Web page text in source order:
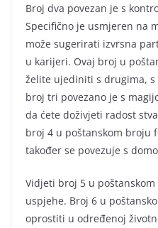
Broj dva povezan je s
Specifično je usmjeren na
može sugerirati izvrsna
u karijeri. Ovaj broj u
želite ujediniti s drugima,
broj tri povezano je s
da ćete doživjeti radost
broj 4 u poštanskom broju
također se povezuje s
Vidjeti broj 5 u
uspjehe. Broj 6 u
oprostiti u određenoj